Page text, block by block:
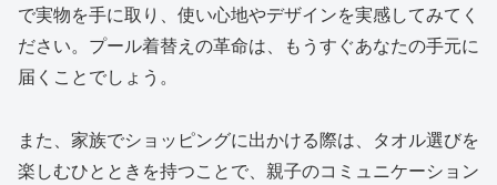
で実物を手に取り、使い心地やデザインを実感してみてく
ださい。プール着替えの革命は、もうすぐあなたの手元に
届くことでしょう。
また、家族でショッピングに出かける際は、タオル選びを
楽しむひとときを持つことで、親子のコミュニケーション